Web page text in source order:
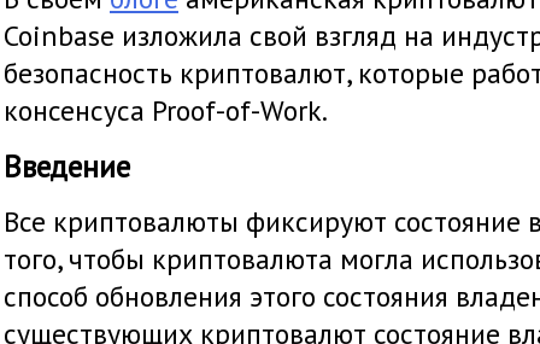
Coinbase изложила свой взгляд на
безопасность криптовалют, которые
консенсуса Proof-of-Work.
Введение
Все криптовалюты фикcируют состояние
того, чтобы криптовалюта могла
способ обновления этого состояния
существующих криптовалют состояние